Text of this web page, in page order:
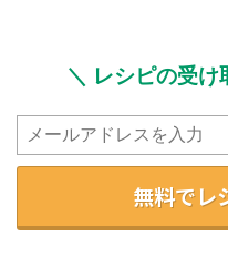
＼ レシピの受け
無料でレ